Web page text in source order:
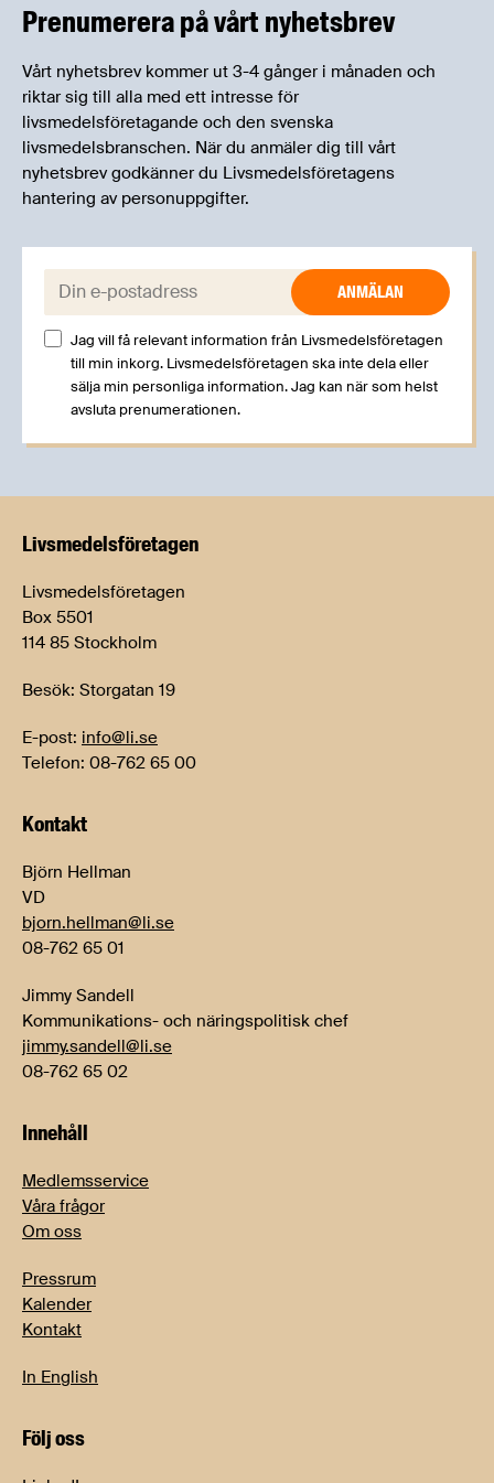
Prenumerera på vårt nyhetsbrev
Vårt nyhetsbrev kommer ut 3-4 gånger i månaden och
riktar sig till alla med ett intresse för
livsmedelsföretagande och den svenska
livsmedelsbranschen. När du anmäler dig till vårt
nyhetsbrev godkänner du Livsmedelsföretagens
hantering av personuppgifter.
E-post:
Jag vill få relevant information från Livsmedelsföretagen
till min inkorg. Livsmedelsföretagen ska inte dela eller
sälja min personliga information. Jag kan när som helst
avsluta prenumerationen.
Livsmedels­företagen
Livsmedelsföretagen
Box 5501
114 85 Stockholm
Besök: Storgatan 19
E-post: info@li.se
Telefon: 08-762 65 00
Kontakt
Björn Hellman
VD
bjorn.hellman@li.se
08-762 65 01
Jimmy Sandell
Kommunikations- och näringspolitisk chef
jimmy.sandell@li.se
08-762 65 02
Innehåll
Medlemsservice
Våra frågor
Om oss
Pressrum
Kalender
Kontakt
In English
Följ oss